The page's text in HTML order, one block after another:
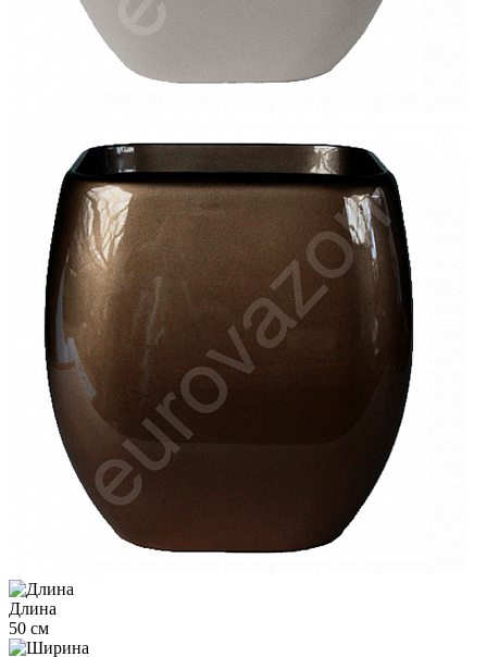
Длина
50 см